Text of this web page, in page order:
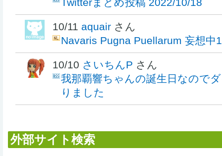
10/11 aquair さん
Navaris Pugna Puellarum 妄想中
10/10 さいちんP さん
我那覇響ちゃんの誕生日なので
りました
外部サイト検索